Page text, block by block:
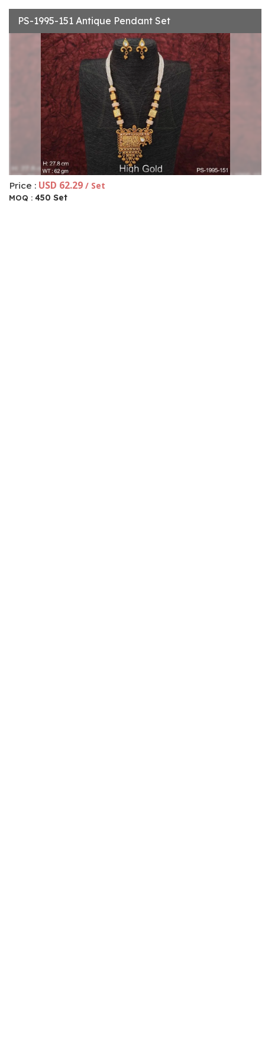
PS-1995-151 Antique Pendant Set
Price : USD 62.29 / Set
MOQ : 450 Set